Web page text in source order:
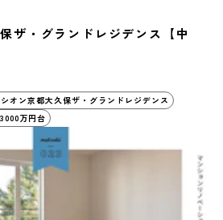
ザ・グランドレジデンス【中
オン京都大久保ザ・グランドレジデンス
万円台